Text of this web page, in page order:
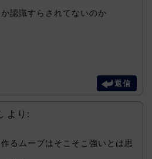
認識すらされてないのか
返信
より:
るムーブはそこそこ強いとは思